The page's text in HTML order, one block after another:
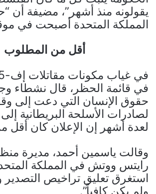
يقولونه منذ أشهر”، مضيفة أن
المملكة المتحدة أصبحت في
أقل من المطلوب
في قائمة الحظر، قال نشطاء
حقوق الإنسان التي دعت إلى
لصادرات الأسلحة البريطانية
لعدة أشهر إن الإعلان كان
وقالت ياسمين أحمد، مديرة
رايتس ووتش في المملكة
استغرق تعليق تراخيص التصدير
ولم يكن كافياً”.